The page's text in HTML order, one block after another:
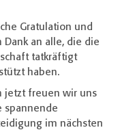
Gratulation und
Dank an alle, die die
tatkräftigt
haben.
jetzt freuen wir uns
spannende
im nächsten